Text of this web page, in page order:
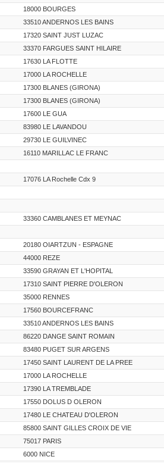
18000 BOURGES
33510 ANDERNOS LES BAINS
17320 SAINT JUST LUZAC
33370 FARGUES SAINT HILAIRE
17630 LA FLOTTE
17000 LA ROCHELLE
17300 BLANES (GIRONA)
17300 BLANES (GIRONA)
17600 LE GUA
83980 LE LAVANDOU
29730 LE GUILVINEC
16110 MARILLAC LE FRANC
17076 LA Rochelle Cdx 9
33360 CAMBLANES ET MEYNAC
20180 OIARTZUN - ESPAGNE
44000 REZE
33590 GRAYAN ET L'HOPITAL
17310 SAINT PIERRE D'OLERON
35000 RENNES
17560 BOURCEFRANC
33510 ANDERNOS LES BAINS
86220 DANGE SAINT ROMAIN
83480 PUGET SUR ARGENS
17450 SAINT LAURENT DE LA PREE
17000 LA ROCHELLE
17390 LA TREMBLADE
17550 DOLUS D OLERON
17480 LE CHATEAU D'OLERON
85800 SAINT GILLES CROIX DE VIE
75017 PARIS
6000 NICE